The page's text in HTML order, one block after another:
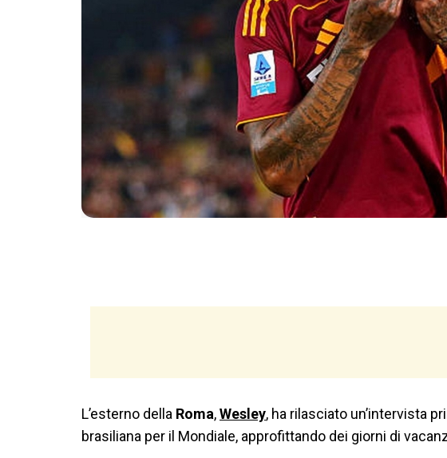
L’esterno della Roma,Wesley, ha rilasciato un’intervista
brasiliana per il Mondiale, approfittando dei giorni di